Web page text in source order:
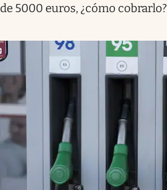
de 5000 euros, ¿cómo cobrarlo?